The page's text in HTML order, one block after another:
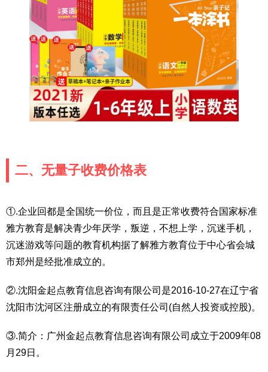
二、无量子收费价格表
①.企业回都是全国统一价位，而且是正常收费符合国家标准
雅方教育是解决青少年厌学，叛逆，不想上学，沉迷手机，
沉迷游戏等问题的教育机构据了解雅方教育位于中心省会城
市郑州是经批准成立的。
②.沈阳金起点教育信息咨询有限公司是2016-10-27在辽宁省
沈阳市沈河区注册成立的有限责任公司(自然人投资或控股)。
③.简介：广州金起点教育信息咨询有限公司成立于2009年08
月29日。